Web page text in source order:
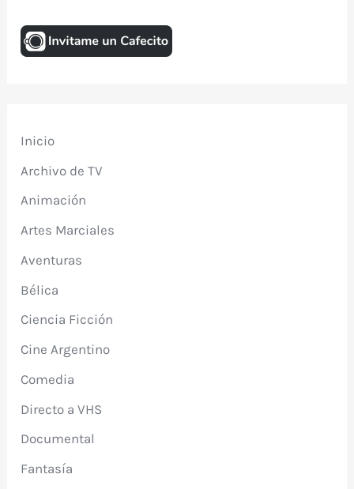
Inicio
Archivo de TV
Animación
Artes Marciales
Aventuras
Bélica
Ciencia Ficción
Cine Argentino
Comedia
Directo a VHS
Documental
Fantasía